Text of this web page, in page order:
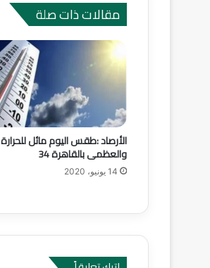
مقالات ذات صلة
الأرصاد :طقس اليوم مائل للحرارة
والعظمى بالقاهرة 34
14 يونيو، 2020